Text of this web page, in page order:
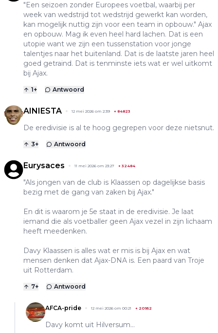
"Een seizoen zonder Europees voetbal, waarbij per
week van wedstrijd tot wedstrijd gewerkt kan worden,
kan mogelijk nuttig zijn voor een team in opbouw." Ajax
en opbouw. Mag ik even heel hard lachen. Dat is een
utopie want we zijn een tussenstation voor jonge
talentjes naar het buitenland. Dat is de laatste jaren heel
goed getraind. Dat is tenminste iets wat er wel uitkomt
bij Ajax.
1+ Antwoord
AINIESTA 12 mei 2026 om 2:39 + 84823
De eredivisie is al te hoog gegrepen voor deze nietsnut.
3+ Antwoord
Eurysaces 11 mei 2026 om 23:27 + 32484
"Als jongen van de club is Klaassen op dagelijkse basis
bezig met de gang van zaken bij Ajax."
En dit is waarom je 5e staat in de eredivisie. Je laat
iemand die als voetballer geen Ajax vezel in zijn lichaam
heeft meedenken.
Davy Klaassen is alles wat er mis is bij Ajax en wat
mensen denken dat Ajax-DNA is. Een paard van Troje
uit Rotterdam.
7+ Antwoord
AFCA-pride 12 mei 2026 om 00:21 + 20952
Davy komt uit Hilversum…